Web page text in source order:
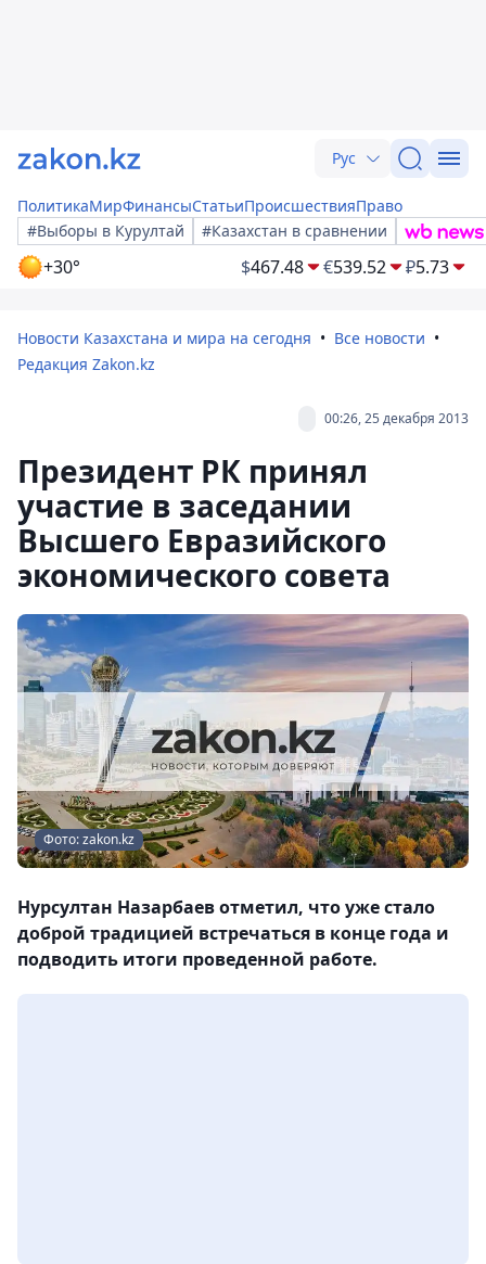
Рус
ПолитикаМирФинансыСтатьиПроисшествияПраво
#Выборы в Курултай
#Казахстан в сравнении
+30° $467.48 €539.52 ₽5.73
Новости Казахстана и мира на сегодня
Все новости
Редакция Zakon.kz
00:26, 25 декабря 2013
Президент РК принял
участие в заседании
Высшего Евразийского
экономического совета
Фото: zakon.kz
Нурсултан Назарбаев отметил, что уже стало
доброй традицией встречаться в конце года и
подводить итоги проведенной работе.